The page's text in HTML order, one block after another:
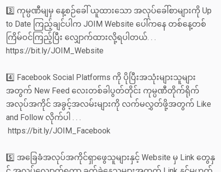
3️⃣ ကုမ္ပဏီမျမှ နေ့စဉ်ခေါ် ယူထားသော အလုပ်ခေါ်စာများကို Up
to Date ကြည့်ချင်ပါက JOIM Website ပေါ်ကနေ တစ်နေ့တစ်
ကြိမ်ဝင်ကြည့်ပြီး လျှောက်ထားလို့ရပါတယ်. . .
https://bit.ly/JOIM_Website
4️⃣ Facebook Social Platforms ကို ပိုပြီးအသုံးများသူများ
အတွက် New Feed လေးတစ်ခါပွတ်တိုင်း ကုမ္ပဏီတိုက်ရိုက်
အလုပ်အကိုင် အခွင့်အလမ်းများကို လက်မလွှတ်ဖို့အတွက် Like
and Follow လိုက်ပါ . . .
https://bit.ly/JOIM_Facebook
5️⃣ အခြေခံအလုပ်အကိုင်ရှာဖွေသူများနှင့် Website မှ Link တွေနှ